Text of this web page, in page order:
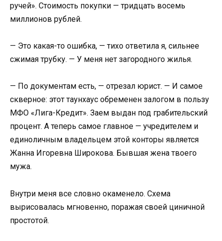
ручей». Стоимость покупки — тридцать восемь
миллионов рублей.
— Это какая-то ошибка, — тихо ответила я, сильнее
сжимая трубку. — У меня нет загородного жилья.
— По документам есть, — отрезал юрист. — И самое
скверное: этот таунхаус обременен залогом в пользу
МФО «Лига-Кредит». Заем выдан под грабительский
процент. А теперь самое главное — учредителем и
единоличным владельцем этой конторы является
Жанна Игоревна Широкова. Бывшая жена твоего
мужа.
Внутри меня все словно окаменело. Схема
вырисовалась мгновенно, поражая своей циничной
простотой.